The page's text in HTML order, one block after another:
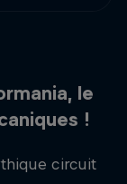
le
!
circuit